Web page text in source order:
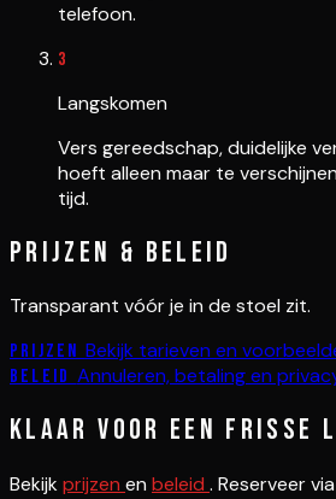
telefoon.
3
Langskomen
Vers gereedschap, duidelijke
hoeft alleen maar te
tijd.
Prijzen & beleid
Transparant vóór je in de stoel zit.
Prijzen Bekijk tarieven en
Beleid Annuleren, betaling en
Klaar voor een frisse
Bekijkprijzen en beleid . Reserveer via